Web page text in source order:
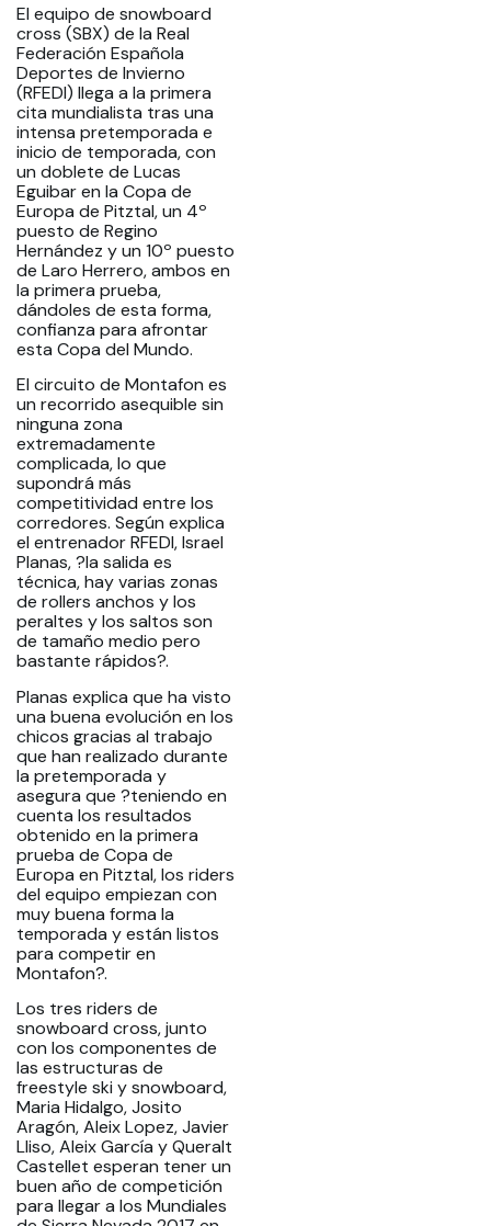
El equipo de snowboard
cross (SBX) de la Real
Federación Española
Deportes de Invierno
(RFEDI) llega a la primera
cita mundialista tras una
intensa pretemporada e
inicio de temporada, con
un doblete de Lucas
Eguibar en la Copa de
Europa de Pitztal, un 4º
puesto de Regino
Hernández y un 10º puesto
de Laro Herrero, ambos en
la primera prueba,
dándoles de esta forma,
confianza para afrontar
esta Copa del Mundo.
El circuito de Montafon es
un recorrido asequible sin
ninguna zona
extremadamente
complicada, lo que
supondrá más
competitividad entre los
corredores. Según explica
el entrenador RFEDI, Israel
Planas, ?la salida es
técnica, hay varias zonas
de rollers anchos y los
peraltes y los saltos son
de tamaño medio pero
bastante rápidos?.
Planas explica que ha visto
una buena evolución en los
chicos gracias al trabajo
que han realizado durante
la pretemporada y
asegura que ?teniendo en
cuenta los resultados
obtenido en la primera
prueba de Copa de
Europa en Pitztal, los riders
del equipo empiezan con
muy buena forma la
temporada y están listos
para competir en
Montafon?.
Los tres riders de
snowboard cross, junto
con los componentes de
las estructuras de
freestyle ski y snowboard,
Maria Hidalgo, Josito
Aragón, Aleix Lopez, Javier
Lliso, Aleix García y Queralt
Castellet esperan tener un
buen año de competición
para llegar a los Mundiales